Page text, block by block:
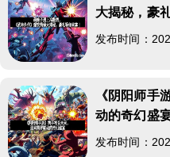
大揭秘，豪
发布时间：
《阴阳师手
动的奇幻盛
发布时间：